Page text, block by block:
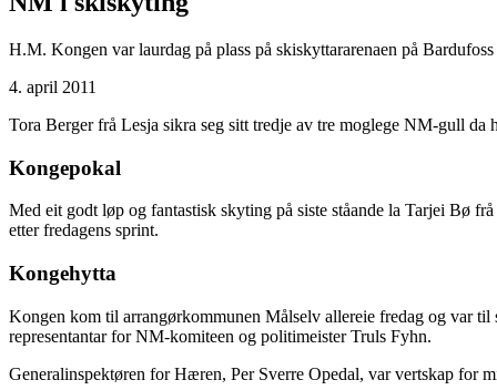
H.M. Kongen var laurdag på plass på skiskyttararenaen på
4. april 2011
Tora Berger frå Lesja sikra seg sitt tredje av tre moglege NM-gull
Kongepokal
Med eit godt løp og fantastisk skyting på siste ståande la Tarjei Bø
etter fredagens sprint.
Kongehytta
Kongen kom til arrangørkommunen Målselv allereie fredag og var
representantar for NM-komiteen og politimeister Truls Fyhn.
Generalinspektøren for Hæren, Per Sverre Opedal, var vertskap for